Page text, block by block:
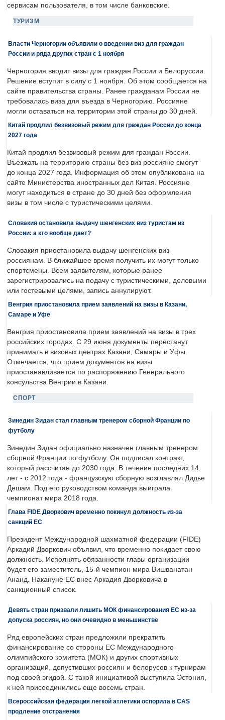
сервисам пользователя, в том числе банковские.
ТУРИЗМ
Власти Черногории объявили о введении виз для граждан
России и ряда других стран с 1 ноября
Черногория вводит визы для граждан России и Белоруссии.
Решение вступит в силу с 1 ноября. Об этом сообщается на
сайте правительства страны. Ранее гражданам России не
требовалась виза для въезда в Черногорию. Россияне
могли оставаться на территории этой страны до 30 дней.
Китай продлил безвизовый режим для граждан России до конца
2027 года
Китай продлил безвизовый режим для граждан России.
Въезжать на территорию страны без виз россияне смогут
до конца 2027 года. Информация об этом опубликована на
сайте Министерства иностранных дел Китая. Россияне
могут находиться в стране до 30 дней без оформления
визы в том числе с туристическими целями.
Словакия остановила выдачу шенгенских виз туристам из
России: а кто вообще дает?
Словакия приостановила выдачу шенгенских виз
россиянам. В ближайшее время получить их могут только
спортсмены. Всем заявителям, которые ранее
зарегистрировались на подачу с туристическими, деловыми
или гостевыми целями, запись аннулируют.
Венгрия приостановила прием заявлений на визы в Казани,
Самаре и Уфе
Венгрия приостановила прием заявлений на визы в трех
российских городах. С 29 июня документы перестанут
принимать в визовых центрах Казани, Самары и Уфы.
Отмечается, что прием документов на визы
приостанавливается по распоряжению Генерального
консульства Венгрии в Казани.
СПОРТ
Зинедин Зидан стал главным тренером сборной Франции по
футболу
Зинедин Зидан официально назначен главным тренером
сборной Франции по футболу. Он подписал контракт,
который рассчитан до 2030 года. В течение последних 14
лет - с 2012 года - французскую сборную возглавлял Дидье
Дешам. Под его руководством команда выиграла
чемпионат мира 2018 года.
Глава FIDE Дворкович временно покинул должность из-за
санкций ЕС
Президент Международной шахматной федерации (FIDE)
Аркадий Дворкович объявил, что временно покидает свою
должность. Исполнять обязанности главы организации
будет его заместитель, 15-й чемпион мира Вишванатан
Ананд. Накануне ЕС внес Аркадия Дворковича в
санкционный список.
Девять стран призвали лишить МОК финансирования ЕС из-за
допуска россиян, но они очевидно в меньшинстве
Ряд европейских стран предложили прекратить
финансирование со стороны ЕС Международного
олимпийского комитета (МОК) и других спортивных
организаций, допустивших россиян и белорусов к турнирам
под своей эгидой. С такой инициативой выступила Эстония,
к ней присоединились еще восемь стран.
Всероссийская федерация легкой атлетики оспорила в CAS
продление отстранения